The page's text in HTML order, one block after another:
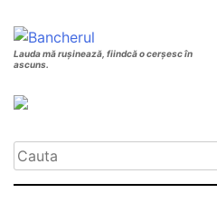
Lauda mă rușinează, fiindcă o cerșesc în
ascuns.